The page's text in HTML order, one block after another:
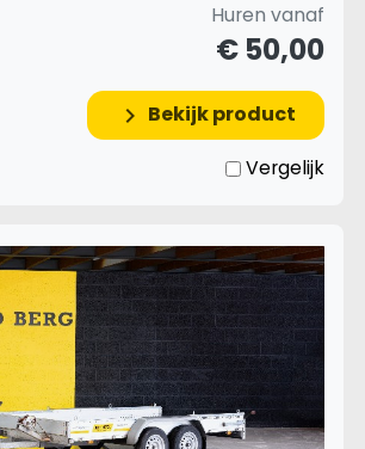
Huren vanaf
€ 50,00
keyboard_arrow_right Bekijk product
Vergelijk